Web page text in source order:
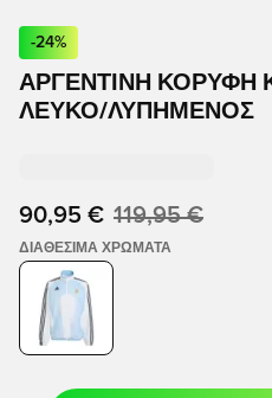
-24%
ΑΡΓΕΝΤΙΝΉ ΚΟΡΥΦΉ
ΛΕΥΚΌ/ΛΥΠΗΜΈΝΟΣ
90,95 € 119,95 €
ΔΙΑΘΈΣΙΜΑ ΧΡΏΜΑΤΑ